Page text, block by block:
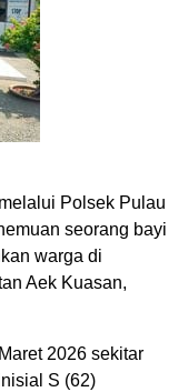
Polsek Pulau
seorang bayi
warga di
Aek Kuasan,
2026 sekitar
S (62)